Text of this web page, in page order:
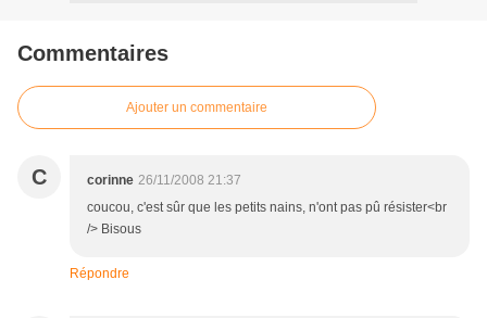
Commentaires
Ajouter un commentaire
C corinne 26/11/2008 21:37
coucou, c'est sûr que les petits nains, n'ont pas pû résister<br
/> Bisous
Répondre